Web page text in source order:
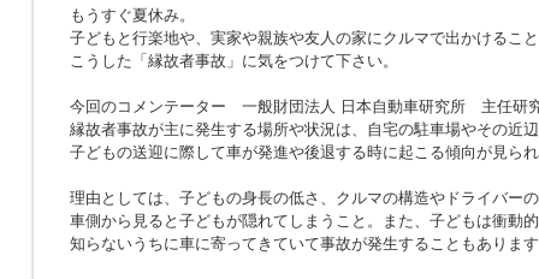
もうすぐ夏休み。
子どもと行楽地や、実家や親族や友人の家にクルマで出かけるこ
こうした「縁故者事故」に気をつけて下さい。
今回のコメンテーター 一般財団法人 日本自動車研究所 主任研
縁故者事故が主に発生する場所や状況は、自宅の駐車場やその近
子どもの送迎に際して車が発進や後退する時に起こる傾向が見ら
理由としては、子どもの身長の低さ、クルマの構造やドライバー
車側から見ると子どもが隠れてしまうこと。また、子どもは衝動
知らないうちに車に寄ってきていて事故が発生することもありま